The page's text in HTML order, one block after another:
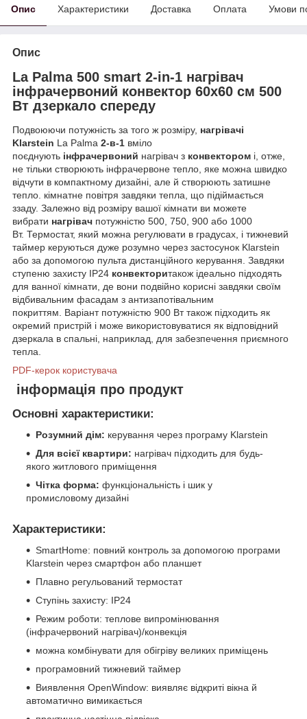
Опис Характеристики Доставка Оплата Умови
Опис
La Palma 500 smart 2-in-1 нагрівач
інфрачервоний конвектор 60x60 см 500
Вт дзеркало спереду
Подвоюючи потужність за того ж розміру, нагрівачі
Klarstein La Palma 2-в-1 вміло
поєднують інфрачервоний нагрівач з конвектором і, отже,
не тільки створюють інфрачервоне тепло, яке можна швидко
відчути в компактному дизайні, але й створюють затишне
тепло. кімнатне повітря завдяки тепла, що підіймається
ззаду. Залежно від розміру вашої кімнати ви можете
вибрати нагрівач потужністю 500, 750, 900 або 1000
Вт. Термостат, який можна регулювати в градусах, і тижневий
таймер керуються дуже розумно через застосунок Klarstein
або за допомогою пульта дистанційного керування. Завдяки
ступеню захисту IP24 конвекторитакож ідеально підходять
для ванної кімнати, де вони подвійно корисні завдяки своїм
відбивальним фасадам з антизапотівальним
покриттям. Варіант потужністю 900 Вт також підходить як
окремий пристрій і може використовуватися як відповідний
дзеркала в спальні, наприклад, для забезпечення приємного
тепла.
PDF-керок користувача
інформація про продукт
Основні характеристики:
Розумний дім: керування через програму Klarstein
Для всієї квартири: нагрівач підходить для будь-
якого житлового приміщення
Чітка форма: функціональність і шик у
промисловому дизайні
Характеристики:
SmartHome: повний контроль за допомогою програми
Klarstein через смартфон або планшет
Плавно регульований термостат
Ступінь захисту: IP24
Режим роботи: теплове випромінювання
(інфрачервоний нагрівач)/конвекція
можна комбінувати для обігріву великих приміщень
програмовний тижневий таймер
Виявлення OpenWindow: виявляє відкриті вікна й
автоматично вимикається